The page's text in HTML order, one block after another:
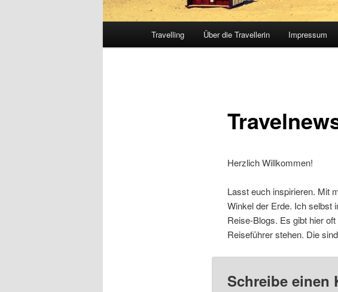
Travelling Über die Travellerin Impressum
Herzlich Willkommen!
Lasst euch inspirieren. Mit
Winkel der Erde. Ich selbst
Reise-Blogs. Es gibt hier
Reiseführer stehen. Die
Schreibe einen